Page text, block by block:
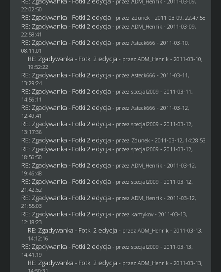
22:02:50
RE: Zgadywanka - Fotki 2 edycja - przez Zdunek - 2011-03-09, 22:47:58
RE: Zgadywanka - Fotki 2 edycja - przez ADM_Henrik - 2011-03-09,
22:58:41
RE: Zgadywanka - Fotki 2 edycja - przez Asteck666 - 2011-03-10,
08:11:01
RE: Zgadywanka - Fotki 2 edycja - przez ADM_Henrik - 2011-03-10,
19:52:22
RE: Zgadywanka - Fotki 2 edycja - przez Asteck666 - 2011-03-11,
13:29:24
RE: Zgadywanka - Fotki 2 edycja - przez specjal2009 - 2011-03-11,
14:56:11
RE: Zgadywanka - Fotki 2 edycja - przez Asteck666 - 2011-03-12,
12:49:41
RE: Zgadywanka - Fotki 2 edycja - przez specjal2009 - 2011-03-12,
13:17:36
RE: Zgadywanka - Fotki 2 edycja - przez Zdunek - 2011-03-12, 14:28:53
RE: Zgadywanka - Fotki 2 edycja - przez specjal2009 - 2011-03-12,
18:56:50
RE: Zgadywanka - Fotki 2 edycja - przez ADM_Henrik - 2011-03-12,
19:46:48
RE: Zgadywanka - Fotki 2 edycja - przez specjal2009 - 2011-03-12,
21:42:52
RE: Zgadywanka - Fotki 2 edycja - przez ADM_Henrik - 2011-03-12,
21:55:03
RE: Zgadywanka - Fotki 2 edycja - przez kamykov- 2011-03-13,
12:18:23
RE: Zgadywanka - Fotki 2 edycja - przez ADM_Henrik - 2011-03-13,
14:12:16
RE: Zgadywanka - Fotki 2 edycja - przez specjal2009 - 2011-03-13,
14:41:19
RE: Zgadywanka - Fotki 2 edycja - przez ADM_Henrik - 2011-03-13,